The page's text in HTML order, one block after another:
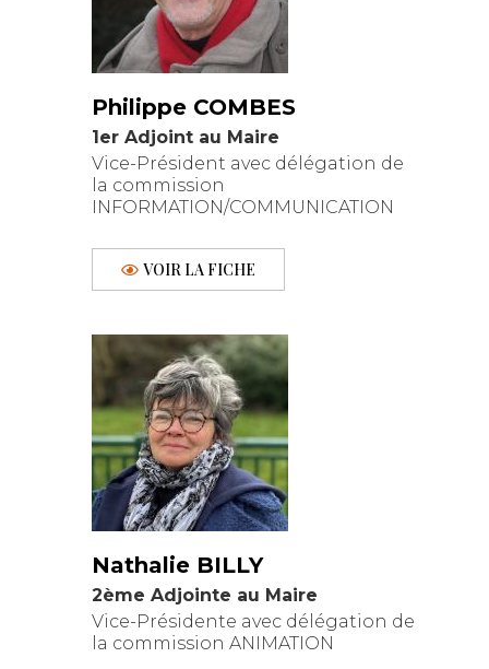
Philippe COMBES
1er Adjoint au Maire
Vice-Président avec délégation de
la commission
INFORMATION/COMMUNICATION
VOIR LA FICHE
Nathalie BILLY
2ème Adjointe au Maire
Vice-Présidente avec délégation de
la commission ANIMATION